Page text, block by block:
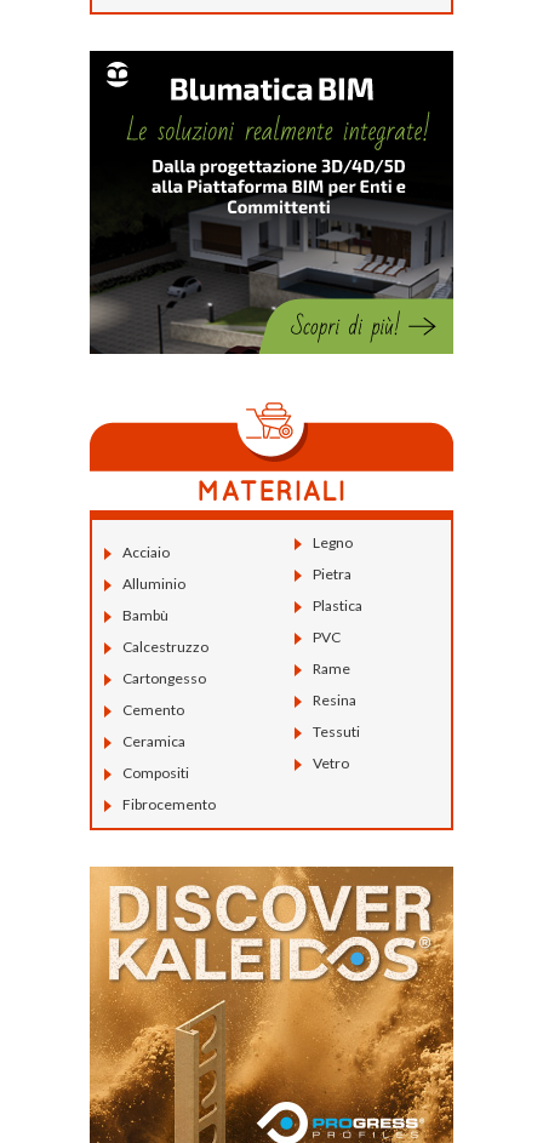
Acciaio
Alluminio
Bambù
Calcestruzzo
Cartongesso
Cemento
Ceramica
Compositi
Fibrocemento
Legno
Pietra
Plastica
PVC
Rame
Resina
Tessuti
Vetro